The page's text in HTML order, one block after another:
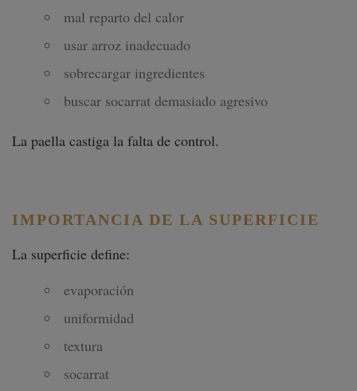
mal reparto del calor
usar arroz inadecuado
sobrecargar ingredientes
buscar socarrat demasiado agresivo
La paella castiga la falta de control.
IMPORTANCIA DE LA SUPERFICIE
La superficie define:
evaporación
uniformidad
textura
socarrat